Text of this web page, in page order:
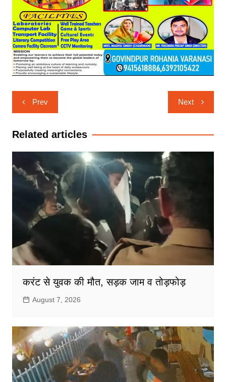
Post
navigation
Prev Next
Related articles
करंट से युवक की मौत, सड़क जाम व तोड़फोड़
August 7, 2026